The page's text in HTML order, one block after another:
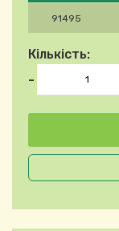
91495
Кількість:
-